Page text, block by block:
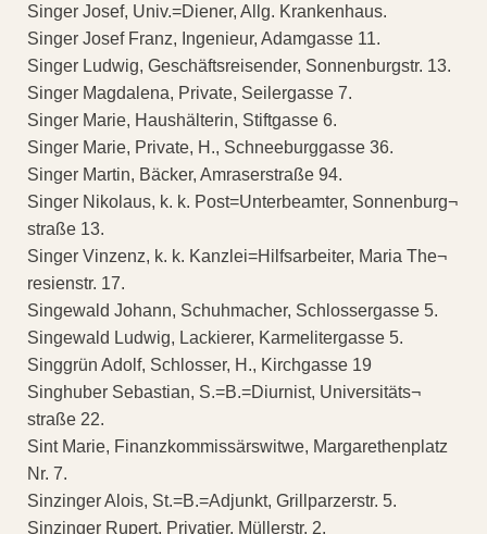
Singer Josef, Univ.=Diener, Allg. Krankenhaus.
Singer Josef Franz, Ingenieur, Adamgasse 11.
Singer Ludwig, Geschäftsreisender, Sonnenburgstr. 13.
Singer Magdalena, Private, Seilergasse 7.
Singer Marie, Haushälterin, Stiftgasse 6.
Singer Marie, Private, H., Schneeburggasse 36.
Singer Martin, Bäcker, Amraserstraße 94.
Singer Nikolaus, k. k. Post=Unterbeamter, Sonnenburg¬
straße 13.
Singer Vinzenz, k. k. Kanzlei=Hilfsarbeiter, Maria The¬
resienstr. 17.
Singewald Johann, Schuhmacher, Schlossergasse 5.
Singewald Ludwig, Lackierer, Karmelitergasse 5.
Singgrün Adolf, Schlosser, H., Kirchgasse 19
Singhuber Sebastian, S.=B.=Diurnist, Universitäts¬
straße 22.
Sint Marie, Finanzkommissärswitwe, Margarethenplatz
Nr. 7.
Sinzinger Alois, St.=B.=Adjunkt, Grillparzerstr. 5.
Sinzinger Rupert, Privatier, Müllerstr. 2.